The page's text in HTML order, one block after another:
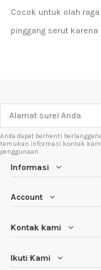
Cocok untuk olah raga
pinggang serut
Anda dapat berhenti
temukan informasi kontak
penggunaan.
Informasi
Account
Kontak kami
Ikuti Kami